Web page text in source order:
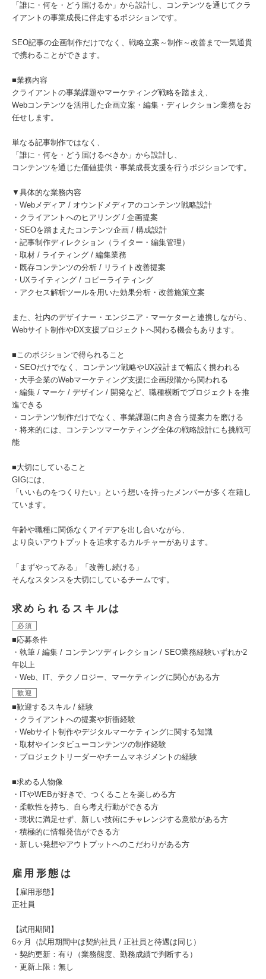
「誰に・何を・どう届けるか」から設計し、コンテンツを通じてクラ
イアントの事業成長に伴走するポジションです。
SEO記事の企画制作だけでなく、戦略立案～制作～改善まで一気通貫
で携わることができます。
■業務内容
クライアントの事業課題やマーケティング戦略を踏まえ、
Webコンテンツを活用した企画立案・編集・ディレクション業務をお
任せします。
単なる記事制作ではなく、
「誰に・何を・どう届けるべきか」から設計し、
コンテンツを通じた価値提供・事業成長支援を行うポジションです。
▼具体的な業務内容
・Webメディア / オウンドメディアのコンテンツ戦略設計
・クライアントへのヒアリング / 企画提案
・SEOを踏まえたコンテンツ企画 / 構成設計
・記事制作ディレクション（ライター・編集管理）
・取材 / ライティング / 編集業務
・既存コンテンツの分析 / リライト改善提案
・UXライティング / コピーライティング
・アクセス解析ツールを用いた効果分析・改善施策立案
また、社内のデザイナー・エンジニア・マーケターと連携しながら、
Webサイト制作やDX支援プロジェクトへ関わる機会もあります。
■このポジションで得られること
・SEOだけでなく、コンテンツ戦略やUX設計まで幅広く携われる
・大手企業のWebマーケティング支援に企画段階から関われる
・編集 / マーケ / デザイン / 開発など、職種横断でプロジェクトを推
進できる
・コンテンツ制作だけでなく、事業課題に向き合う提案力を磨ける
・将来的には、コンテンツマーケティング全体の戦略設計にも挑戦可
能
■大切にしていること
GIGには、
「いいものをつくりたい」という想いを持ったメンバーが多く在籍し
ています。
年齢や職種に関係なくアイデアを出し合いながら、
より良いアウトプットを追求するカルチャーがあります。
「まずやってみる」「改善し続ける」
そんなスタンスを大切にしているチームです。
求められるスキルは
必須
■応募条件
・執筆 / 編集 / コンテンツディレクション / SEO業務経験いずれか2
年以上
・Web、IT、テクノロジー、マーケティングに関心がある方
歓迎
■歓迎するスキル / 経験
・クライアントへの提案や折衝経験
・Webサイト制作やデジタルマーケティングに関する知識
・取材やインタビューコンテンツの制作経験
・プロジェクトリーダーやチームマネジメントの経験
■求める人物像
・ITやWEBが好きで、つくることを楽しめる方
・柔軟性を持ち、自ら考え行動ができる方
・現状に満足せず、新しい技術にチャレンジする意欲がある方
・積極的に情報発信ができる方
・新しい発想やアウトプットへのこだわりがある方
雇用形態は
【雇用形態】
正社員
【試用期間】
6ヶ月（試用期間中は契約社員 / 正社員と待遇は同じ）
・契約更新：有り（業務態度、勤務成績で判断する）
・更新上限：無し